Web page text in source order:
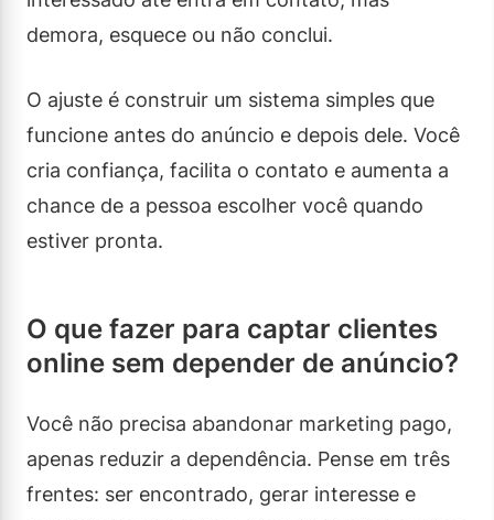
demora, esquece ou não conclui.
O ajuste é construir um sistema simples que
funcione antes do anúncio e depois dele. Você
cria confiança, facilita o contato e aumenta a
chance de a pessoa escolher você quando
estiver pronta.
O que fazer para captar clientes
online sem depender de anúncio?
Você não precisa abandonar marketing pago,
apenas reduzir a dependência. Pense em três
frentes: ser encontrado, gerar interesse e